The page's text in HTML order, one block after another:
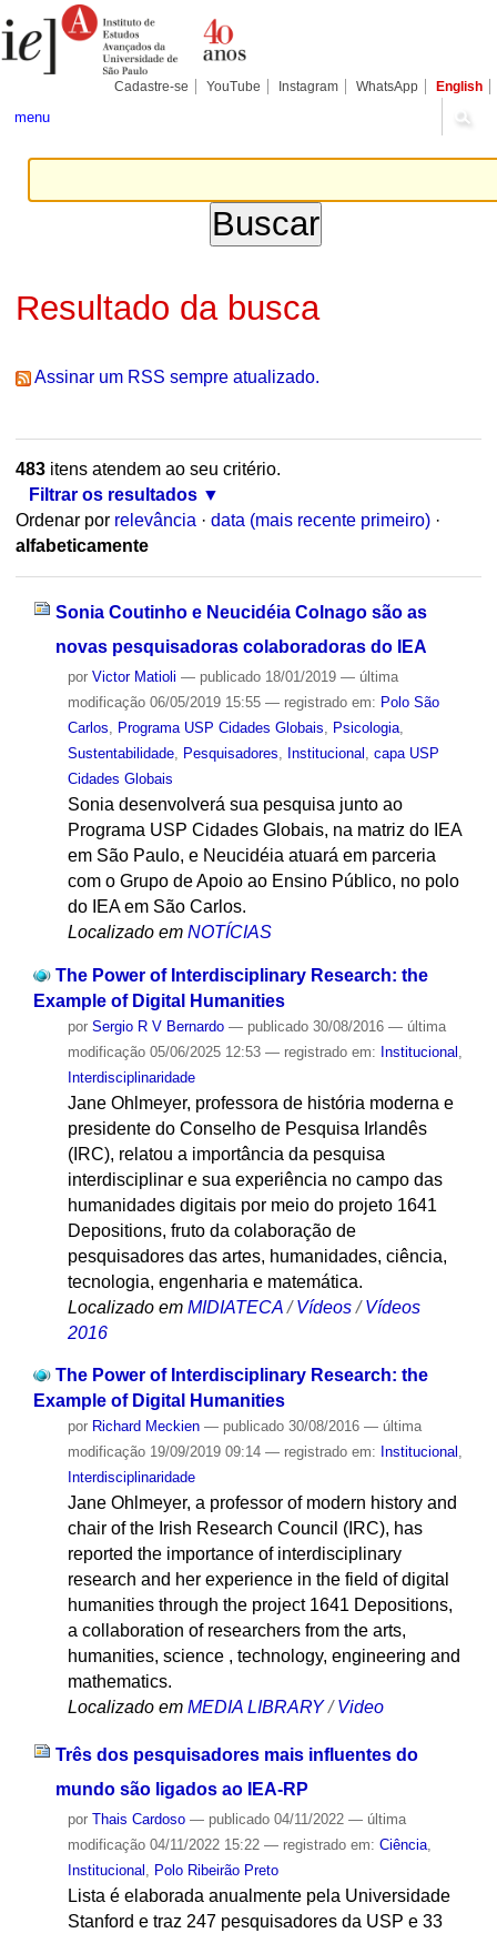
para
conteúdo.
Pessoais
Cadastre-se YouTube Instagram WhatsApp English
menu
Resultado da busca
Assinar um RSS sempre atualizado.
483itens atendem ao seu critério.
Filtrar os resultados
Ordenar por relevância · data (mais recente primeiro) ·
alfabeticamente
Sonia Coutinho e Neucidéia Colnago são as
novas pesquisadoras colaboradoras do IEA
por Victor Matioli — publicado18/01/2019 — última
modificação06/05/2019 15:55 — registrado em: Polo São
Carlos
Programa USP Cidades Globais Psicologia,
Sustentabilidade, Pesquisadores Institucional
capa USP
Cidades Globais
Sonia desenvolverá sua pesquisa junto ao
Programa USP Cidades Globais, na matriz do IEA
em São Paulo, e Neucidéia atuará em parceria
com o Grupo de Apoio ao Ensino Público, no polo
do IEA em São Carlos.
Localizado em NOTÍCIAS
The Power of Interdisciplinary Research: the
Example of Digital Humanities
por Sergio R V Bernardo — publicado30/08/2016 — última
modificação05/06/2025 12:53 — registrado em: Institucional
Interdisciplinaridade
Jane Ohlmeyer, professora de história moderna e
presidente do Conselho de Pesquisa Irlandês
(IRC), relatou a importância da pesquisa
interdisciplinar e sua experiência no campo das
humanidades digitais por meio do projeto 1641
Depositions, fruto da colaboração de
pesquisadores das artes, humanidades, ciência,
tecnologia, engenharia e matemática.
Localizado em MIDIATECA /Vídeos /Vídeos
2016
The Power of Interdisciplinary Research: the
Example of Digital Humanities
por Richard Meckien — publicado30/08/2016 — última
modificação19/09/2019 09:14 — registrado em: Institucional ,
Interdisciplinaridade
Jane Ohlmeyer, a professor of modern history and
chair of the Irish Research Council (IRC), has
reported the importance of interdisciplinary
research and her experience in the field of digital
humanities through the project 1641 Depositions,
a collaboration of researchers from the arts,
humanities, science , technology, engineering and
mathematics.
Localizado em MEDIA LIBRARY /Video
Três dos pesquisadores mais influentes do
mundo são ligados ao IEA-RP
por Thais Cardoso — publicado04/11/2022 — última
modificação04/11/2022 15:22 — registrado em: Ciência,
Institucional , Polo Ribeirão Preto
Lista é elaborada anualmente pela Universidade
Stanford e traz 247 pesquisadores da USP e 33